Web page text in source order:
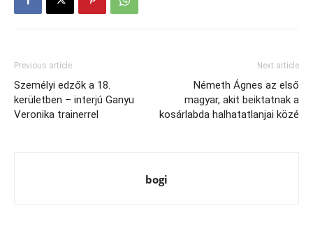
Previous article
Személyi edzők a 18.
kerületben – interjú Ganyu
Veronika trainerrel
Next article
Németh Ágnes az első
magyar, akit beiktatnak a
kosárlabda halhatatlanjai közé
bogi